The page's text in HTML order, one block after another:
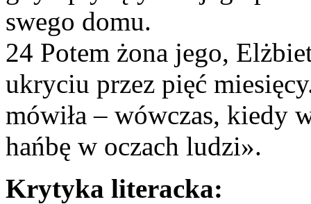
swego domu.
24 Potem żona jego,
ukryciu przez pięć
mówiła – wówczas, kiedy
hańbę w oczach ludzi».
Krytyka literacka: